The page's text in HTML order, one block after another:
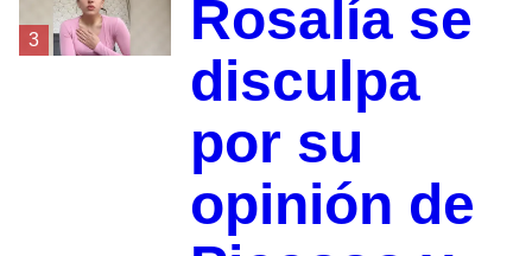
3
Rosalía se
disculpa
por su
opinión de